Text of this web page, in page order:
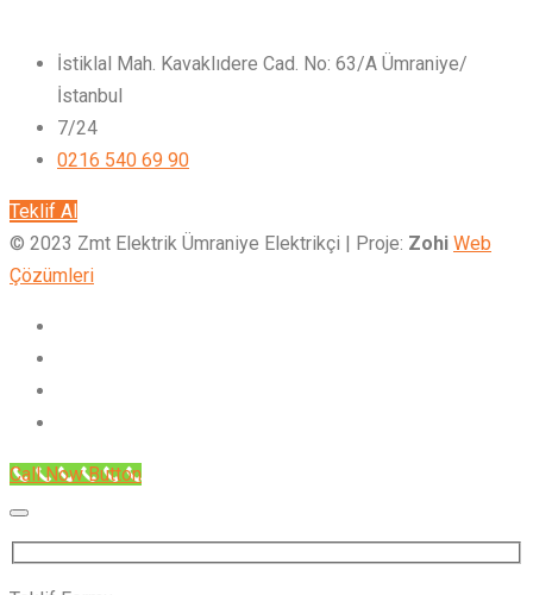
İstiklal Mah. Kavaklıdere Cad. No: 63/A Ümraniye/
İstanbul
7/24
0216 540 69 90
Teklif Al
© 2023 Zmt Elektrik Ümraniye Elektrikçi | Proje: Zohi Web
Çözümleri
Call Now Button